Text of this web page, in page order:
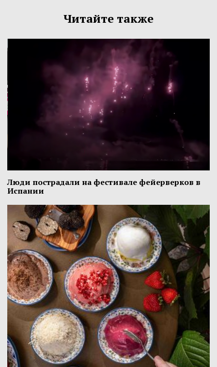
Читайте также
Люди пострадали на фестивале фейерверков в
Испании